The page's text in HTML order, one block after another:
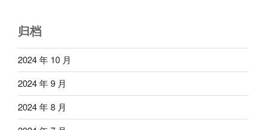
归档
2024 年 10 月
2024 年 9 月
2024 年 8 月